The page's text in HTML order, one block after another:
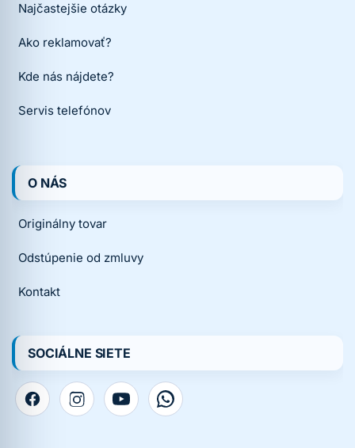
Najčastejšie otázky
Ako reklamovať?
Kde nás nájdete?
Servis telefónov
O NÁS
Originálny tovar
Odstúpenie od zmluvy
Kontakt
SOCIÁLNE SIETE